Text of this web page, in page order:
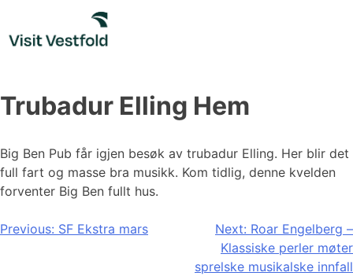
content
Trubadur Elling Hem
Big Ben Pub får igjen besøk av trubadur Elling. Her blir det
full fart og masse bra musikk. Kom tidlig, denne kvelden
forventer Big Ben fullt hus.
Innleggsnavigasjon
Previous: SF Ekstra mars Next: Roar Engelberg –
Klassiske perler møter
sprelske musikalske innfall